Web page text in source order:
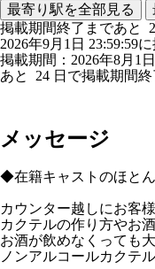
最寄り駅を全部見る
掲載期間終了まであと
2026年9月1日 23:59:59
掲載期間：2026年8月1
あと 24 日で掲載期間終
メッセージ
◆在籍キャストのほと
カウンター越しにお客
カクテルの作り方やお
お酒が飲めなくっても
ノンアルコールカクテ